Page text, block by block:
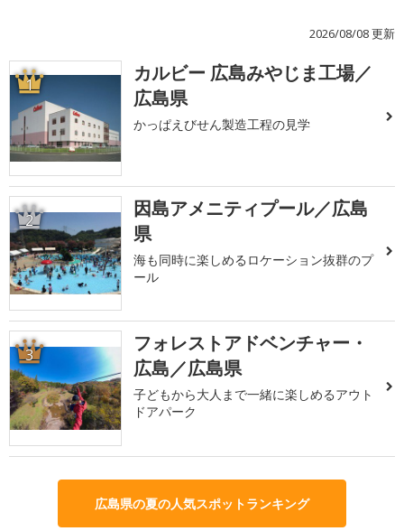
2026/08/08 更新
1
カルビー 広島みやじま工場／
広島県
かっぱえびせん製造工程の見学
2
因島アメニティプール／広島
県
海も同時に楽しめるロケーション抜群のプ
ール
3
フォレストアドベンチャー・
広島／広島県
子どもから大人まで一緒に楽しめるアウト
ドアパーク
広島県の夏の人気スポットランキング